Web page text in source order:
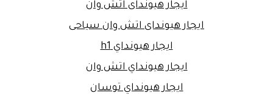
ايجار هيونداى اتش وان
ايجار هيونداى اتش وان سياحى
ايجار هيونداي h1
ايجار هيونداي اتش وان
ايجار هيونداي توسان